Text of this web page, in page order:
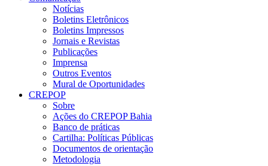
Notícias
Boletins Eletrônicos
Boletins Impressos
Jornais e Revistas
Publicações
Imprensa
Outros Eventos
Mural de Oportunidades
CREPOP
Sobre
Ações do CREPOP Bahia
Banco de práticas
Cartilha: Políticas Públicas
Documentos de orientação
Metodologia